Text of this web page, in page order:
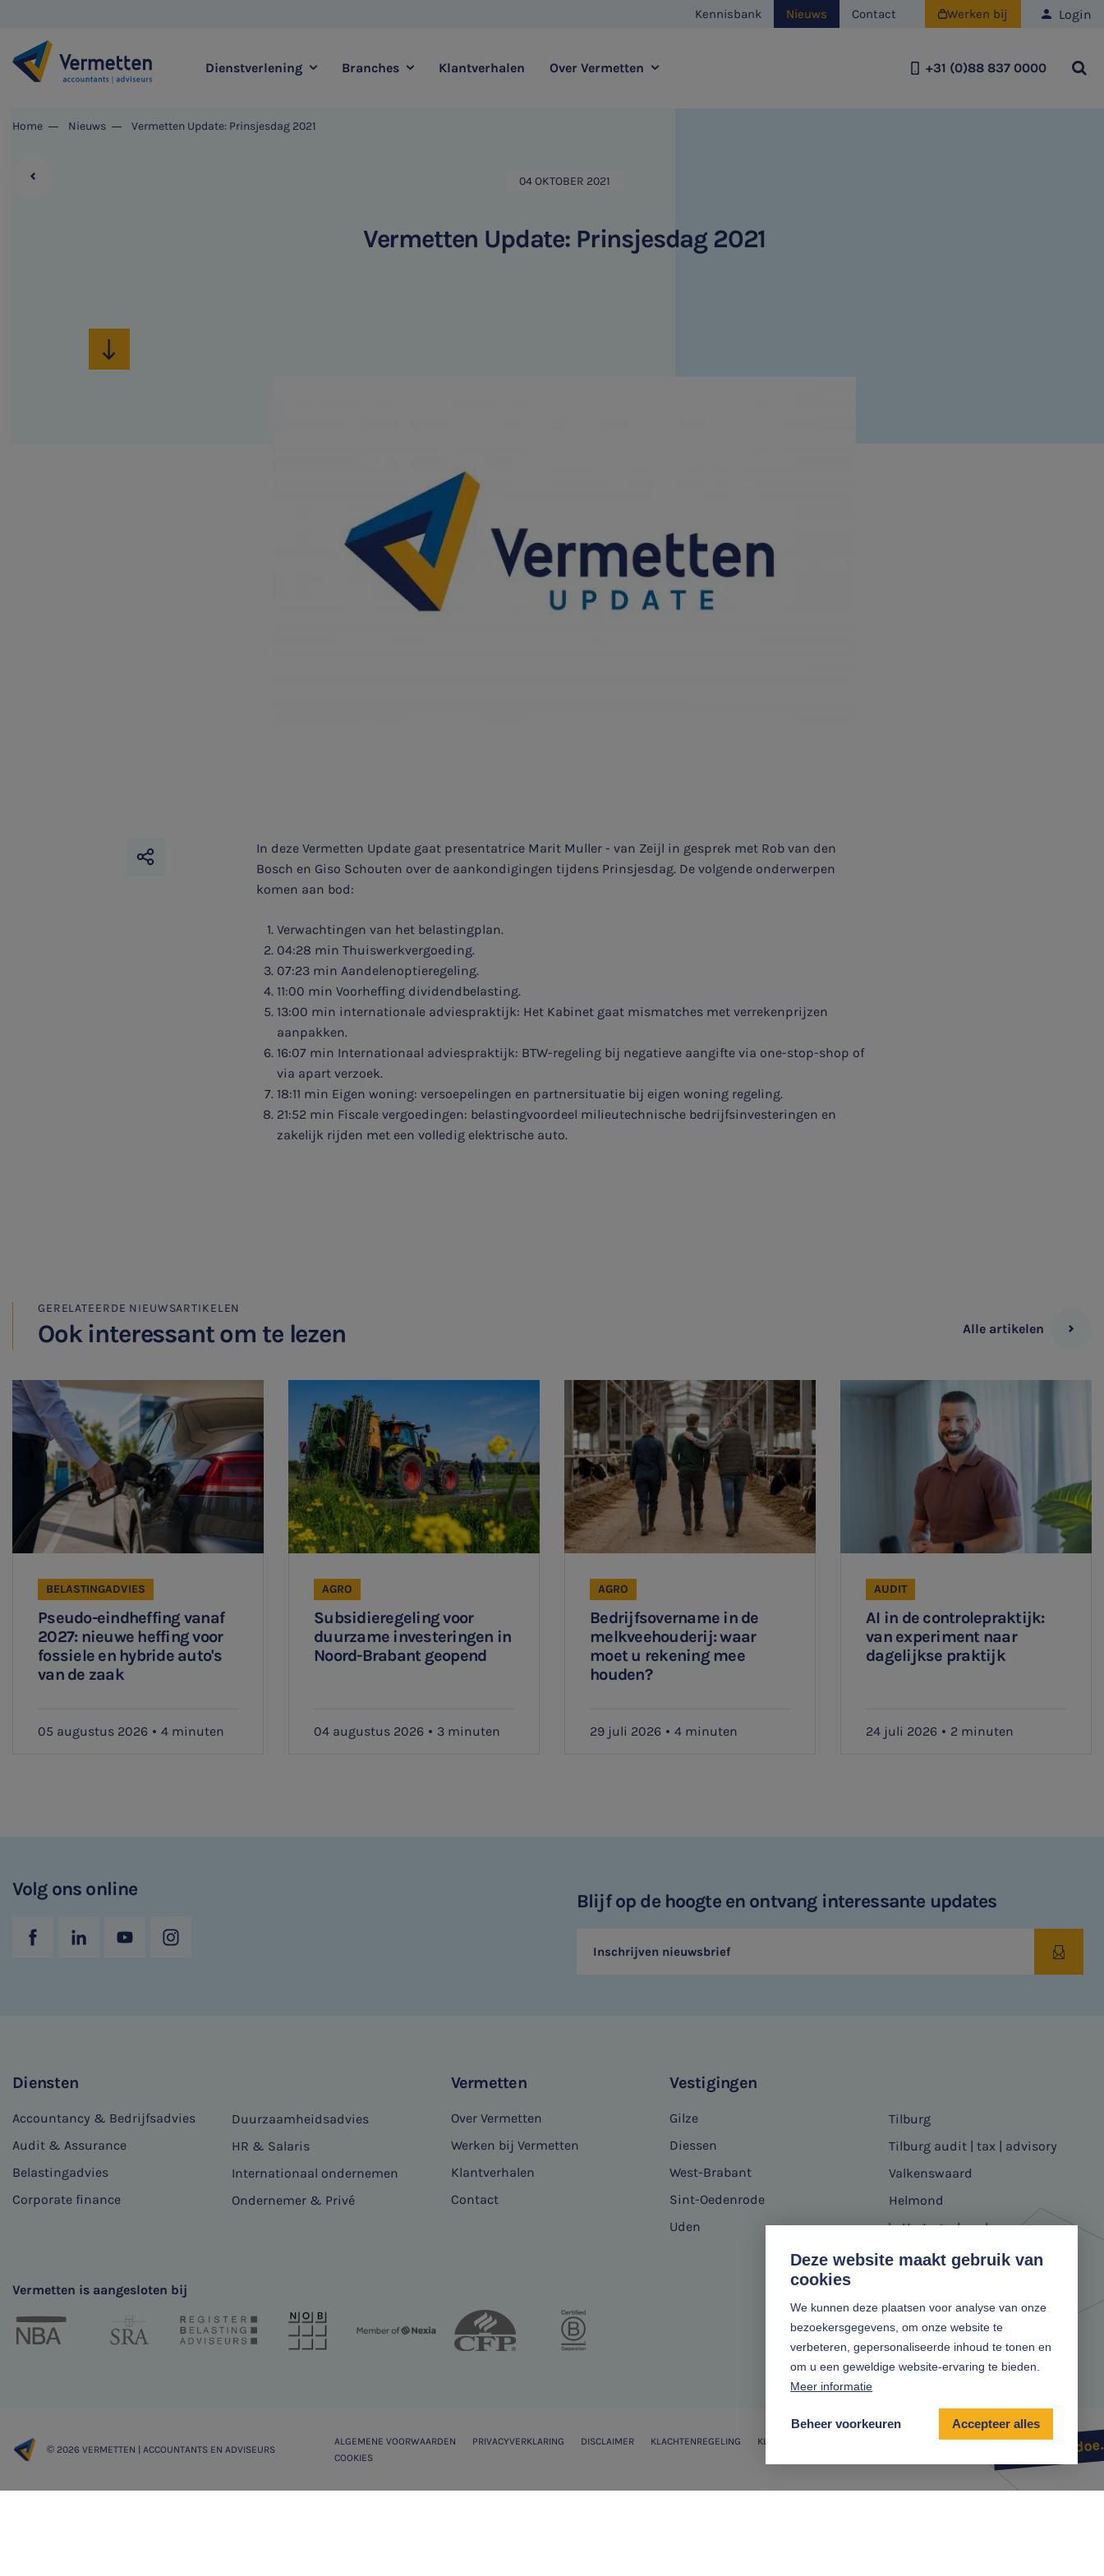
Deze website maakt gebruik van
cookies
We kunnen deze plaatsen voor analyse van onze
bezoekersgegevens, om onze website te
verbeteren, gepersonaliseerde inhoud te tonen en
om u een geweldige website-ervaring te bieden.
Meer informatie
Beheer voorkeuren Accepteer alles
Kennisbank Nieuws Contact Werken bij Login
|
Dienstverlening Branches Klantverhalen Over Vermetten +31 (0)88 837 0000 

E-commerce
HR Advies
Agro
Vacatures
Home Nieuws Vermetten Update: Prinsjesdag 2021
Aanmelden
04 OKTOBER 2021
Vermetten Update: Prinsjesdag 2021
In deze Vermetten Update gaat presentatrice Marit Muller - van Zeijl in gesprek met Rob van den
Bosch en Giso Schouten over de aankondigingen tijdens Prinsjesdag. De volgende onderwerpen
komen aan bod:
Verwachtingen van het belastingplan.
04:28 min Thuiswerkvergoeding.
07:23 min Aandelenoptieregeling.
11:00 min Voorheffing dividendbelasting.
13:00 min internationale adviespraktijk: Het Kabinet gaat mismatches met verrekenprijzen
aanpakken.
16:07 min Internationaal adviespraktijk: BTW-regeling bij negatieve aangifte via one-stop-shop of
via apart verzoek.
18:11 min Eigen woning: versoepelingen en partnersituatie bij eigen woning regeling.
21:52 min Fiscale vergoedingen: belastingvoordeel milieutechnische bedrijfsinvesteringen en
zakelijk rijden met een volledig elektrische auto.
GERELATEERDE NIEUWSARTIKELEN
Ook interessant om te lezen Alle artikelen
Pseudo-eindheffing vanaf
2027: nieuwe heffing voor
fossiele en hybride auto's
van de zaak
BELASTINGADVIES
05 augustus 2026 4 minuten
Subsidieregeling voor
duurzame investeringen in
Noord-Brabant geopend
AGRO
04 augustus 2026 3 minuten
Bedrijfsovername in de
melkveehouderij: waar
moet u rekening mee
houden?
AGRO
29 juli 2026 4 minuten
AI in de controlepraktijk:
van experiment naar
dagelijkse praktijk
AUDIT
24 juli 2026 2 minuten
Volg ons online
Blijf op de hoogte en ontvang interessante updates
Inschrijven nieuwsbrief
Diensten
Accountancy & Bedrijfsadvies
Audit & Assurance
Belastingadvies
Corporate finance
Duurzaamheidsadvies
HR & Salaris
Internationaal ondernemen
Ondernemer & Privé
Vermetten
Over Vermetten
Werken bij Vermetten
Klantverhalen
Contact
Vestigingen
Gilze
Diessen
West-Brabant
Sint-Oedenrode
Uden
Tilburg
Tilburg audit | tax | advisory
Valkenswaard
Helmond
's-Hertogenbosch
Vermetten is aangesloten bij
© 2026 VERMETTEN | ACCOUNTANTS EN ADVISEURS
ALGEMENE VOORWAARDEN PRIVACYVERKLARING DISCLAIMER KLACHTENREGELING
KLOKKENLUIDERSREGELING
COOKIES
Zonder gedoe.